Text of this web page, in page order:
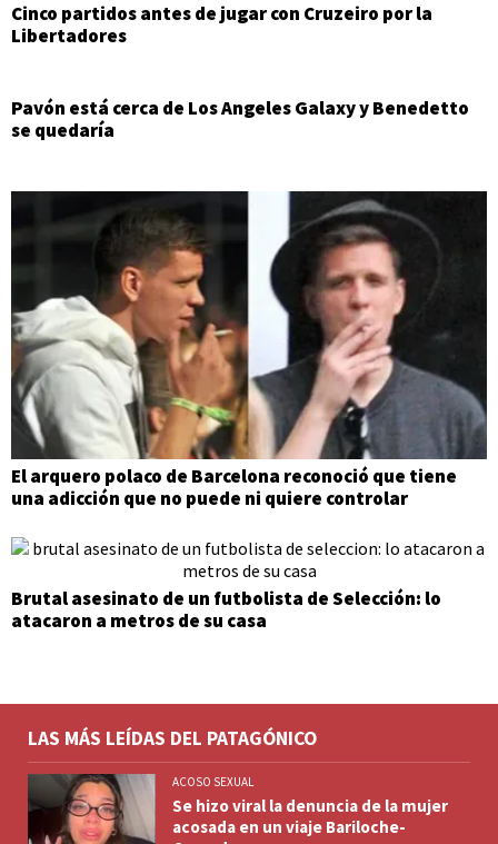
Cinco partidos antes de jugar con Cruzeiro por la
Libertadores
Pavón está cerca de Los Angeles Galaxy y Benedetto
se quedaría
El arquero polaco de Barcelona reconoció que tiene
una adicción que no puede ni quiere controlar
Brutal asesinato de un futbolista de Selección: lo
atacaron a metros de su casa
LAS MÁS LEÍDAS DEL PATAGÓNICO
ACOSO SEXUAL
Se hizo viral la denuncia de la mujer
acosada en un viaje Bariloche-